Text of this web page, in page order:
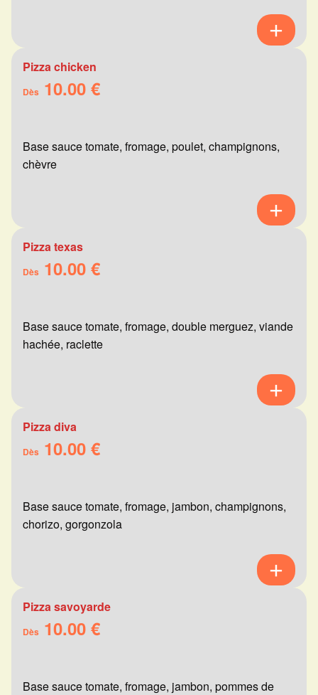
Pizza chicken
Dès 10.00 €
Base sauce tomate, fromage, poulet, champignons,
chèvre
Pizza texas
Dès 10.00 €
Base sauce tomate, fromage, double merguez, viande
hachée, raclette
Pizza diva
Dès 10.00 €
Base sauce tomate, fromage, jambon, champignons,
chorizo, gorgonzola
Pizza savoyarde
Dès 10.00 €
Base sauce tomate, fromage, jambon, pommes de